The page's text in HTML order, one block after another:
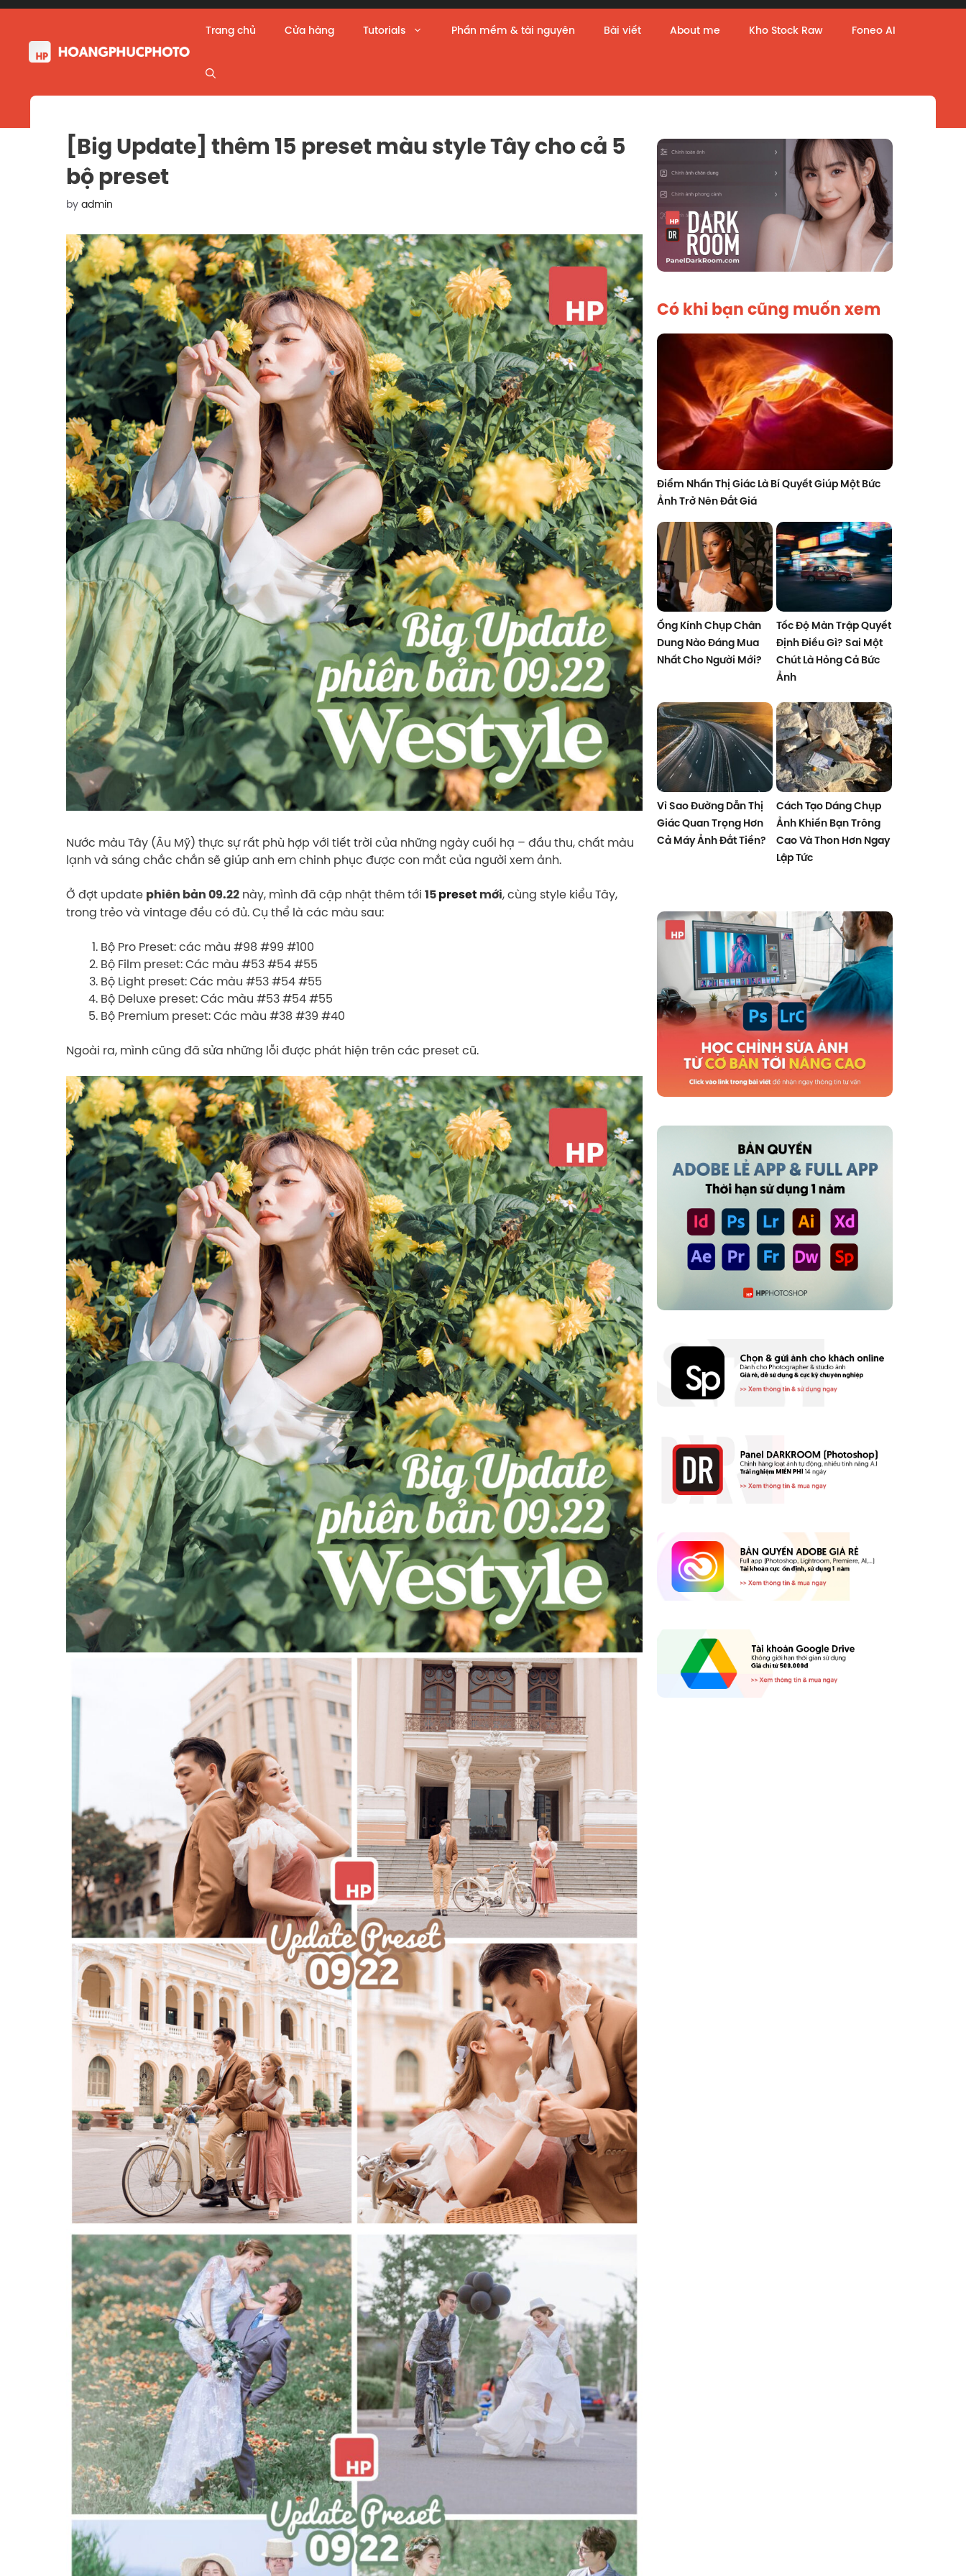
Skip
content
Trang chủ Cửa hàng Tutorials Phần mềm & tài nguyên Bài viết About me Kho Stock Raw Foneo AI
[Big Update] thêm 15 preset màu style Tây cho cả 5
bộ preset
by admin
Nước màu Tây (Âu Mỹ) thực sự rất phù hợp với tiết trời của những ngày cuối hạ – đầu thu, chất màu
lạnh và sáng chắc chắn sẽ giúp anh em chinh phục được con mắt của người xem ảnh.
Ở đợt update phiên bản 09.22 này, mình đã cập nhật thêm tới 15preset mới, cùng style kiểu Tây,
trong trẻo và vintage đều có đủ. Cụ thể là các màu sau:
Bộ Pro Preset: các màu #98 #99 #100
Bộ Film preset: Các màu #53 #54 #55
Bộ Light preset: Các màu #53 #54 #55
Bộ Deluxe preset: Các màu #53 #54 #55
Bộ Premium preset: Các màu #38 #39 #40
Ngoài ra, mình cũng đã sửa những lỗi được phát hiện trên các preset cũ.
Có khi bạn cũng muốn xem
Điểm Nhấn Thị Giác Là Bí Quyết Giúp Một Bức
Ảnh Trở Nên Đắt Giá
Ống Kính Chụp Chân
Dung Nào Đáng Mua
Nhất Cho Người Mới?
Tốc Độ Màn Trập Quyết
Định Điều Gì? Sai Một
Chút Là Hỏng Cả Bức
Ảnh
Vì Sao Đường Dẫn Thị
Giác Quan Trọng Hơn
Cả Máy Ảnh Đắt Tiền?
Cách Tạo Dáng Chụp
Ảnh Khiến Bạn Trông
Cao Và Thon Hơn Ngay
Lập Tức